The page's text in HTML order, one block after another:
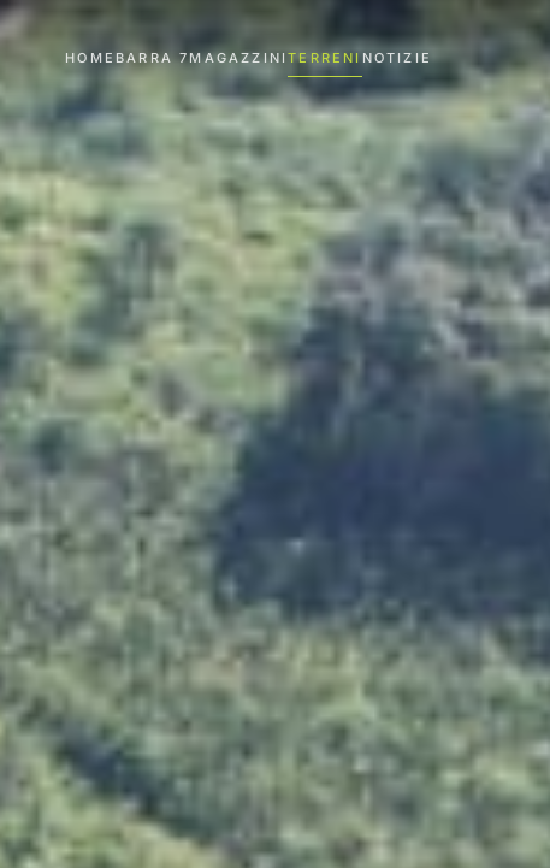
HOME BARRA 7MAGAZZINITERRENI NOTIZIE